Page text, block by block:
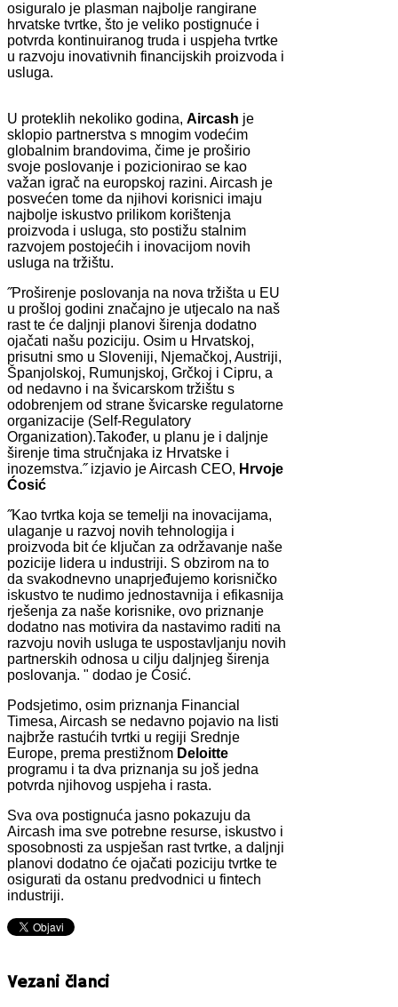
osiguralo je plasman najbolje rangirane
hrvatske tvrtke, što je veliko postignuće i
potvrda kontinuiranog truda i uspjeha tvrtke
u razvoju inovativnih financijskih proizvoda i
usluga.
U proteklih nekoliko godina, Aircash je
sklopio partnerstva s mnogim vodećim
globalnim brandovima, čime je proširio
svoje poslovanje i pozicionirao se kao
važan igrač na europskoj razini. Aircash je
posvećen tome da njihovi korisnici imaju
najbolje iskustvo prilikom korištenja
proizvoda i usluga, sto postižu stalnim
razvojem postojećih i inovacijom novih
usluga na tržištu.
˝Proširenje poslovanja na nova tržišta u EU
u prošloj godini značajno je utjecalo na naš
rast te će daljnji planovi širenja dodatno
ojačati našu poziciju. Osim u Hrvatskoj,
prisutni smo u Sloveniji, Njemačkoj, Austriji,
Španjolskoj, Rumunjskoj, Grčkoj i Cipru, a
od nedavno i na švicarskom tržištu s
odobrenjem od strane švicarske regulatorne
organizacije (Self-Regulatory
Organization).Također, u planu je i daljnje
širenje tima stručnjaka iz Hrvatske i
inozemstva.˝ izjavio je Aircash CEO, Hrvoje
Ćosić
˝Kao tvrtka koja se temelji na inovacijama,
ulaganje u razvoj novih tehnologija i
proizvoda bit će ključan za održavanje naše
pozicije lidera u industriji. S obzirom na to
da svakodnevno unaprjeđujemo korisničko
iskustvo te nudimo jednostavnija i efikasnija
rješenja za naše korisnike, ovo priznanje
dodatno nas motivira da nastavimo raditi na
razvoju novih usluga te uspostavljanju novih
partnerskih odnosa u cilju daljnjeg širenja
poslovanja. " dodao je Ćosić.
Podsjetimo, osim priznanja Financial
Timesa, Aircash se nedavno pojavio na listi
najbrže rastućih tvrtki u regiji Srednje
Europe, prema prestižnom Deloitte
programu i ta dva priznanja su još jedna
potvrda njihovog uspjeha i rasta.
Sva ova postignuća jasno pokazuju da
Aircash ima sve potrebne resurse, iskustvo i
sposobnosti za uspješan rast tvrtke, a daljnji
planovi dodatno će ojačati poziciju tvrtke te
osigurati da ostanu predvodnici u fintech
industriji.
Vezani članci